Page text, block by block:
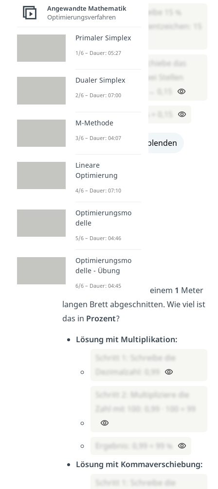
Schritt 1: Schreibe 15 %
ohne das Prozentzeichen: 15
Schritt 2: Verschiebe das
Komma um zwei Stellen
nach links: 15 → 0,15
alle Lösungen einblenden
Übung 3
Du hast0,99Meter von einem 1 Meter
langen Brett abgeschnitten. Wie viel ist
das in Prozent?
Lösung mit Multiplikation:
Schritt 1: Schreibe die
Dezimalzahl: 0,99
Schritt 2: Multipliziere die
Zahl mit 100: 0,99 · 100 = 99
Ergebnis: 0,99 = 99 %
Lösung mit Kommaverschiebung:
Schritt 1: Schreibe die
Angewandte Mathematik
Optimierungsverfahren
Primaler Simplex
1/6 – Dauer: 05:27
Dualer Simplex
2/6 – Dauer: 07:00
M-Methode
3/6 – Dauer: 04:07
Lineare
Optimierung
4/6 – Dauer: 07:10
Optimierungsmo
delle
5/6 – Dauer: 04:46
Optimierungsmo
delle - Übung
6/6 – Dauer: 04:45